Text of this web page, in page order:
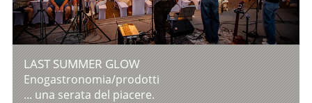
LAST SUMMER GLOW
Enogastronomia/prodotti
... una serata del piacere.